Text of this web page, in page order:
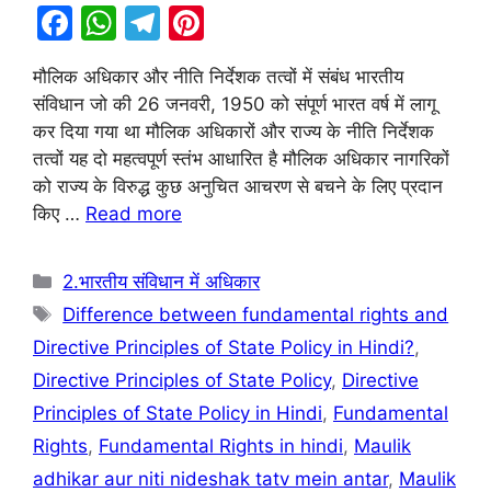
F
c
e
b
o
o
k
W
at
s
A
p
p
T
el
e
gr
a
m
nt
er
e
st
मौलिक अधिकार और नीति निर्देशक तत्वों में संबंध भारतीय
संविधान जो की 26 जनवरी, 1950 को संपूर्ण भारत वर्ष में लागू
कर दिया गया था मौलिक अधिकारों और राज्य के नीति निर्देशक
तत्वों यह दो महत्वपूर्ण स्तंभ आधारित है मौलिक अधिकार नागरिकों
को राज्य के विरुद्ध कुछ अनुचित आचरण से बचने के लिए प्रदान
किए … Read more
Categories
2.भारतीय संविधान में अधिकार
Tags
Difference between fundamental rights and
Directive Principles of State Policy in Hindi?,
Directive Principles of State Policy, Directive
Principles of State Policy in Hindi, Fundamental
Rights, Fundamental Rights in hindi, Maulik
adhikar aur niti nideshak tatv mein antar, Maulik